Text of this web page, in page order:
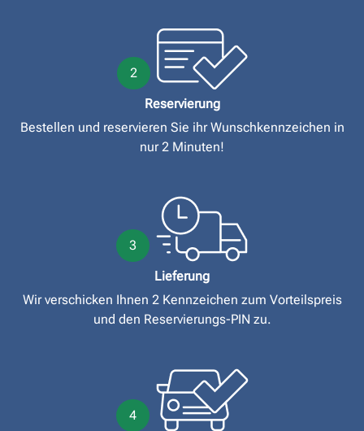
2
Reservierung
Bestellen und reservieren Sie ihr Wunschkennzeichen in
nur 2 Minuten!
3
Lieferung
Wir verschicken Ihnen 2 Kennzeichen zum Vorteilspreis
und den Reservierungs-PIN zu.
4